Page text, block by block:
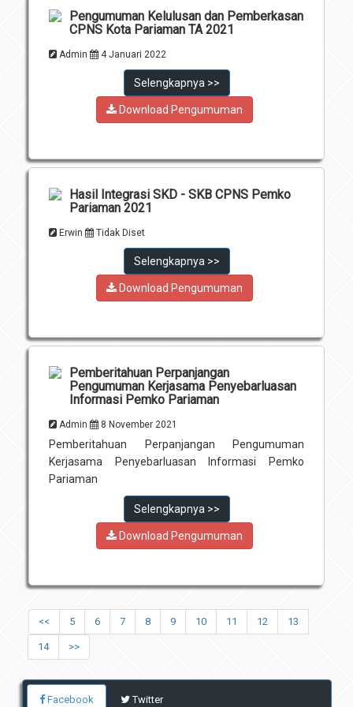
Pengumuman Kelulusan dan Pemberkasan
CPNS Kota Pariaman TA 2021
Admin 4 Januari 2022
Selengkapnya >>
Download Pengumuman
Hasil Integrasi SKD - SKB CPNS Pemko
Pariaman 2021
Erwin Tidak Diset
Selengkapnya >>
Download Pengumuman
Pemberitahuan Perpanjangan
Pengumuman Kerjasama Penyebarluasan
Informasi Pemko Pariaman
Admin 8 November 2021
Pemberitahuan Perpanjangan Pengumuman
Kerjasama Penyebarluasan Informasi Pemko
Pariaman
Selengkapnya >>
Download Pengumuman
<< 5 6 7 8 9 10 11 12 13
14 >>
Facebook Twitter